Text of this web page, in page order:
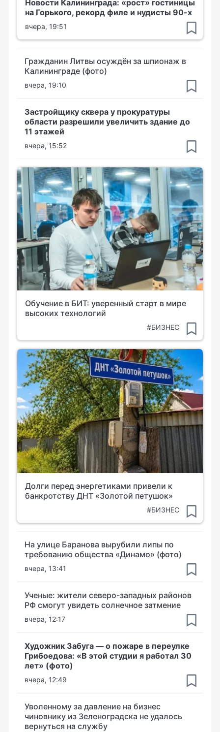
Новости Калининграда: «рост» гостиницы
на Горького, рекорд филе и нудисты 90-х
вчера, 19:51
Гражданин Литвы осуждён за шпионаж в
Калининграде (фото)
вчера, 19:10
Застройщику сквера у прокуратуры
области разрешили увеличить здание до
11 этажей
вчера, 15:52
Обучение в БИТ: уверенный старт в мире
высоких технологий
#БИЗНЕС
Долги перед энергетиками привели к
банкротству ДНТ «Золотой петушок»
#БИЗНЕС
На улице Баранова вырубили липы по
требованию общества «Динамо» (фото)
вчера, 13:41
Ученые: жители северо-западных районов
РФ смогут увидеть солнечное затмение
вчера, 12:17
Художник Забуга — о пожаре в переулке
Грибоедова: «В этой студии я работал 30
лет» (фото)
вчера, 12:49
Уволенному за давление на бизнес
чиновнику из Зеленоградска не удалось
вернуться на службу